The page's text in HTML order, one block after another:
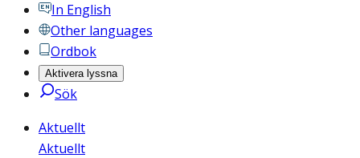
In English
Other languages
Ordbok
Aktivera lyssna
Sök
Aktuellt
Aktuellt